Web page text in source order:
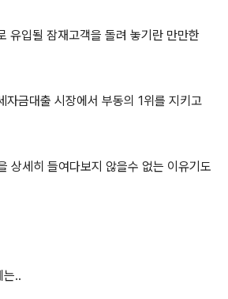
유입될 잠재고객을 돌려 놓기란 만만한
자금대출 시장에서 부동의 1위를 지키고
상세히 들여다보지 않을수 없는 이유기도
는..